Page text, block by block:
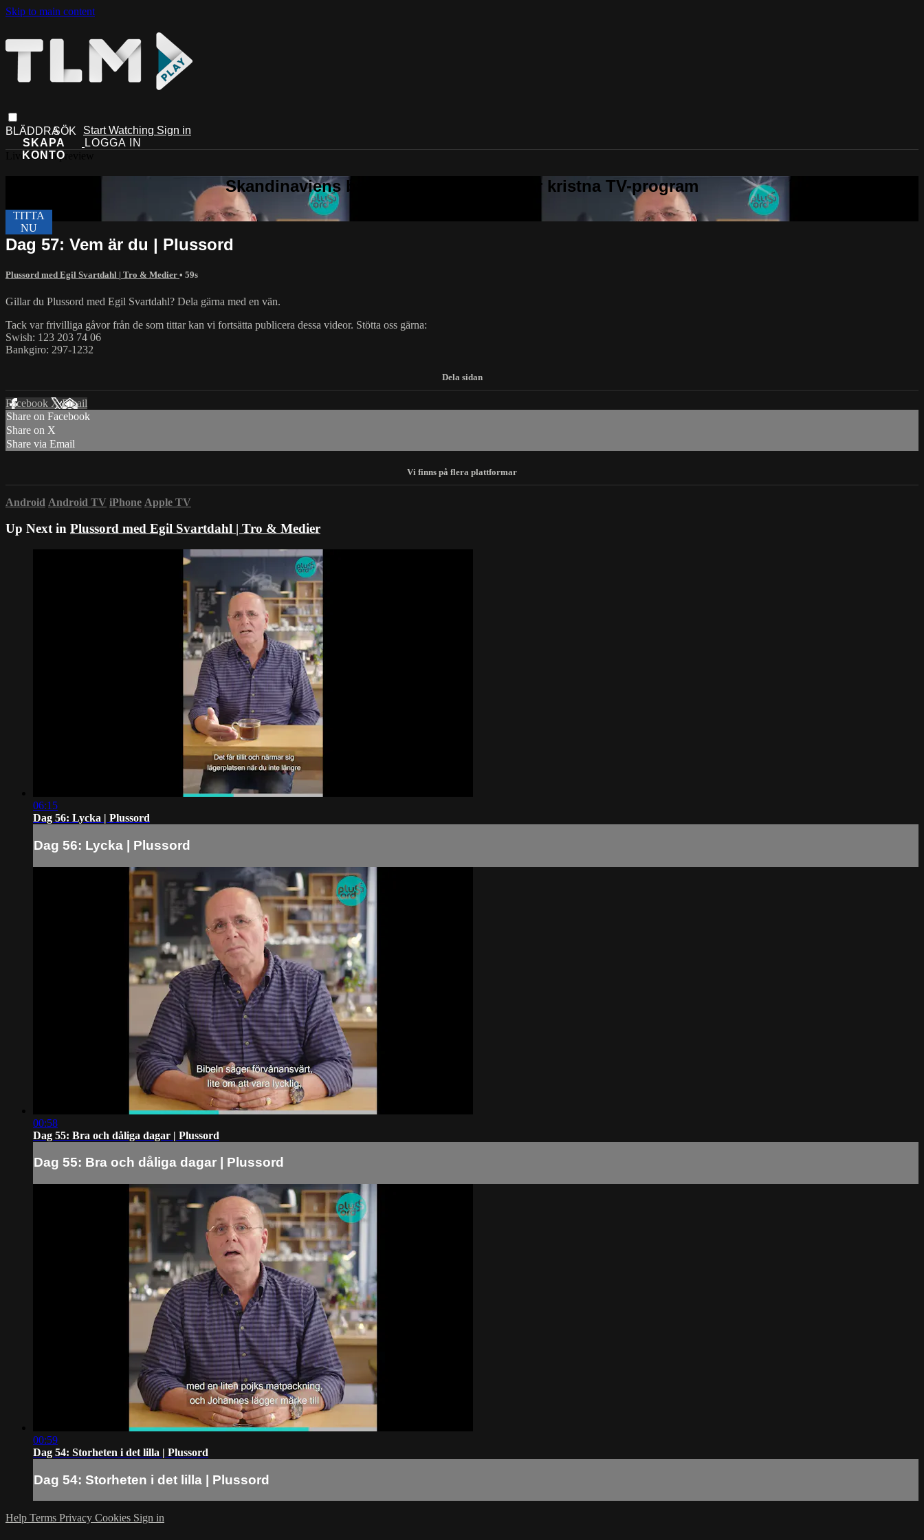
Skip to main content
Start Watching Sign in
Live stream preview
Dag 57: Vem är du | Plussord
Plussord med Egil Svartdahl | Tro & Medier • 59s
Gillar du Plussord med Egil Svartdahl? Dela gärna med en vän.
Tack var frivilliga gåvor från de som tittar kan vi fortsätta publicera dessa videor. Stötta oss gärna:
Swish: 123 203 74 06
Bankgiro: 297-1232
Facebook XEmail
Share on Facebook
Share on X
Share via Email
Android Android TV iPhone Apple TV
Up Next in Plussord med Egil Svartdahl | Tro & Medier
06:15
Dag 56: Lycka | Plussord
Dag 56: Lycka | Plussord
00:58
Dag 55: Bra och dåliga dagar | Plussord
Dag 55: Bra och dåliga dagar | Plussord
00:59
Dag 54: Storheten i det lilla | Plussord
Dag 54: Storheten i det lilla | Plussord
Help Terms Privacy Cookies Sign in